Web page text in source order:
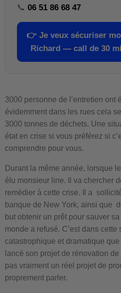
📞 06 51 86 68 47
👉 Je veux sécuriser
Richard — call de 30
3000 personne de l’entretien ont
évidemment dans les rues cela
3000 tonnes de déchets. Une
état en crise si vous préférez si
comprendre pour vous.
Durant la même année, lorsque
élu monsieur line. Il va chercher
remédier à cette crise. Il a
banque de New York, ainsi que
but obtenir un prêt pour sauver
monde a refusé. C’est dans cette
catastrophique et dramatique
lancé son projet de rénovation de
pas vraiment un réel projet de
proprement parler.